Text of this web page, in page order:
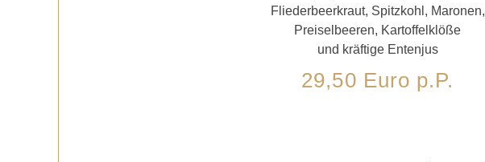
Fliederbeerkraut, Spitzkohl, Maronen,
Preiselbeeren, Kartoffelklöße
und kräftige Entenjus
29,50 Euro p.P.